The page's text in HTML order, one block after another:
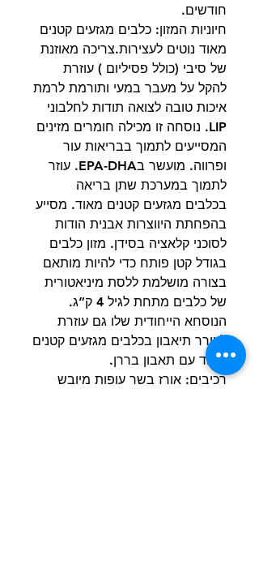
חודשים.
חיוניות המזון: כלבים מגזעים קטנים
מאוד נוטים לעצירות.צריכה מאוזנת
של סיבי (כולל פסיליום ) עוזרת
להקל על מעבר במעי ותורמת לרמת
איכות טובה לצואה תודות לחלבוני
LIP. נוסחה זו מכילה חומרים מזינים
המסייעים לתמוך בבריאות עור
ופרווה. מועשר בEPA-DHA. עוזר
לתמוך במערכת שתן בריאה
בכלבים מגזעים קטנים מאוד. מסייע
בהפחתת היווצרות אבנית הודות
לסוכני קלאציה בסידן. מזון כלבים
בגודל קטן פותח כדי להיות מותאם
בצורה מושלמת ללסת מיניאטורית
של כלבים מתחת לגיל 4 ק”ג.
הנוסחא הייחודית שלו גם עוזרת
לעורר תיאבון בכלבים מגזעים קטנים
מאוד עם תאבון בררן.
רכיבים: אורז בשר עופות מיובש